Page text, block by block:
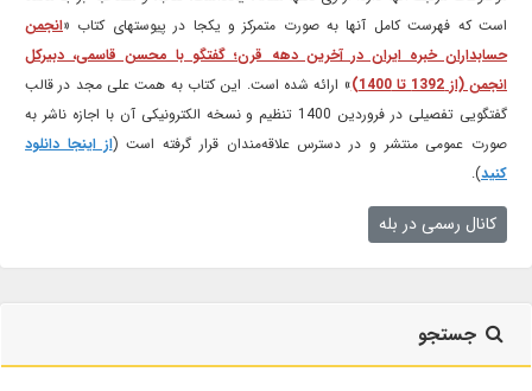
است که فهرست کامل آنها به صورت متمرکز و یکجا در پیوستهای کتاب «انجمن
حسابداران خبره ایران در آخرین دهه قرن؛ گفتگو با محسن قاسمی، دبیرکل
انجمن (از 1392 تا 1400)
» ارائه شده است. این کتاب به همت علی مجد در قالب
گفتگویی تفصیلی در فروردین 1400 تنظیم و نسخه الکترونیکی آن با اجازه ناشر به
صورت عمومی منتشر و در دسترس علاقه‌مندان قرار گرفته است (از اینجا دانلود
کنید).
کانال رسمی در بله
جستجو